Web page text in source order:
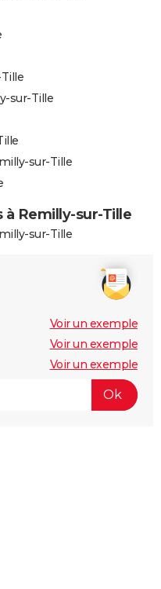
sur-Tille
sur-Tille
Remilly-sur-Tille
sur-Tille
Voir un exemple
Voir un exemple
Voir un exemple